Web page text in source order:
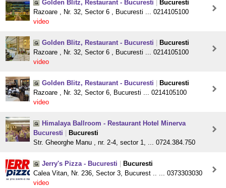
Golden Blitz, Restaurant - Bucuresti
Bucuresti
Razoare , Nr. 32, Sector 6 , Bucuresti ... 0214105100
video
Golden Blitz, Restaurant - Bucuresti
Bucuresti
Razoare , Nr. 32, Sector 6 , Bucuresti ... 0214105100
video
Golden Blitz, Restaurant - Bucuresti
Bucuresti
Razoare , Nr. 32, Sector 6, Bucuresti ... 0214105100
video
Himalaya Ballroom - Restaurant Hotel Minerva
Bucuresti
Bucuresti
Str. Gheorghe Manu , nr. 2-4, sector 1, ... 0724.384.750
Jerry's Pizza - Bucuresti
Bucuresti
Calea Vitan, Nr. 236, Sector 3, Bucurest .. ... 0373303030
video